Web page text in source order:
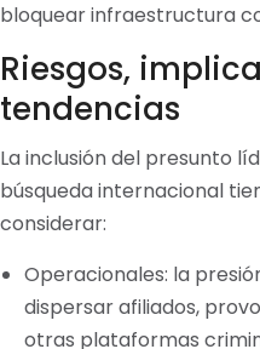
bloquear infraestructura
Riesgos,
tendencias
La inclusión del presunto
búsqueda internacional
considerar:
Operacionales: la
dispersar afiliados,
otras plataformas